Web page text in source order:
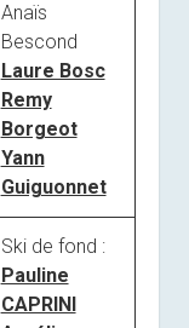
Anaïs
Bescond
Laure Bosc
Remy
Borgeot
Yann
Guiguonnet
Ski de fond :
Pauline
CAPRINI